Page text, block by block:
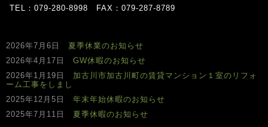
TEL：079-280-8998 FAX：079-287-8789
2026年7月6日 夏季休業のお知らせ
2026年4月17日 GW休暇のお知らせ
2026年1月19日 加古川市加古川町の賃貸マンション１室のリフォ
ーム工事をしまし
2025年12月5日 年末年始休暇のお知らせ
2025年7月11日 夏季休暇のお知らせ